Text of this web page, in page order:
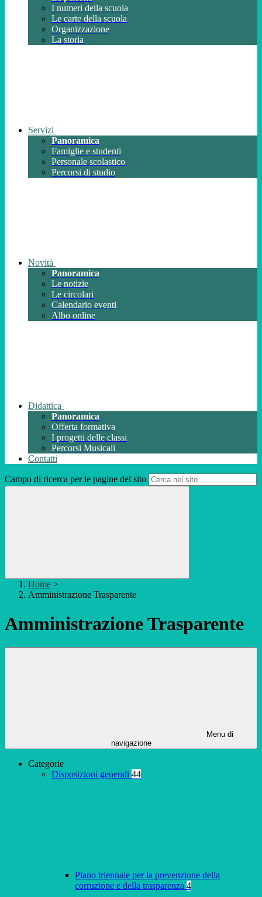
I numeri della scuola
Le carte della scuola
Organizzazione
La storia
Servizi
Panoramica
Famiglie e studenti
Personale scolastico
Percorsi di studio
Novità
Panoramica
Le notizie
Le circolari
Calendario eventi
Albo online
Didattica
Panoramica
Offerta formativa
I progetti delle classi
Percorsi Musicali
Contatti
Campo di ricerca per le pagine del sito
Home >
Amministrazione Trasparente
Amministrazione Trasparente
Menu di
navigazione
Categorie
Disposizioni generali 44
Piano triennale per la prevenzione della
corruzione e della trasparenza 4